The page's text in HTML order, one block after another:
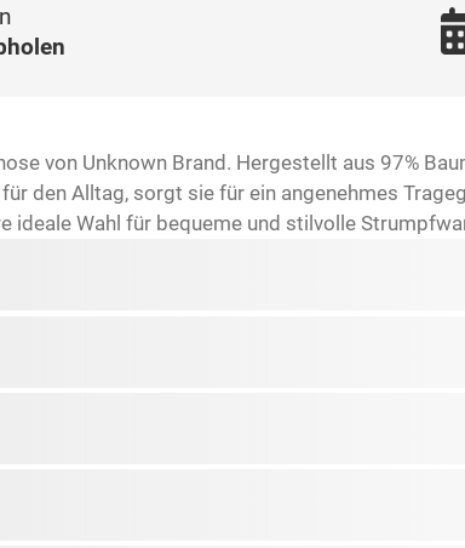
von Unknown Brand. Hergestellt aus 97%
den Alltag, sorgt sie für ein angenehmes
ideale Wahl für bequeme und stilvolle